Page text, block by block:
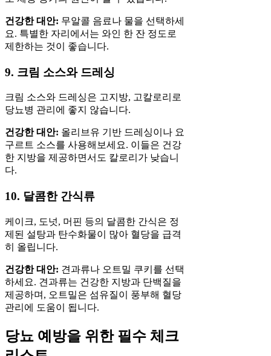
건강한 대안: 무알콜 음료나 물을 선택하세
요. 특별한 자리에서는 와인 한 잔 정도로
제한하는 것이 좋습니다.
9. 크림 소스와 드레싱
크림 소스와 드레싱은 고지방, 고칼로리로
당뇨병 관리에 좋지 않습니다.
건강한 대안: 올리브유 기반 드레싱이나 요
구르트 소스를 사용해보세요. 이들은 건강
한 지방을 제공하면서도 칼로리가 낮습니
다.
10. 달콤한 간식류
케이크, 도넛, 머핀 등의 달콤한 간식은 정
제된 설탕과 탄수화물이 많아 혈당을 급격
히 올립니다.
건강한 대안: 견과류나 오트밀 쿠키를 선택
하세요. 견과류는 건강한 지방과 단백질을
제공하며, 오트밀은 섬유질이 풍부해 혈당
관리에 도움이 됩니다.
당뇨 예방을 위한 필수 체크